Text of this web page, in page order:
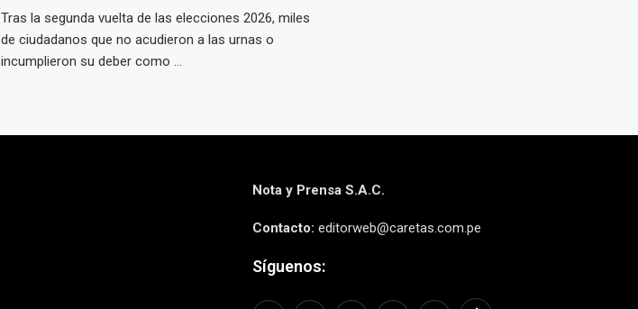
Tras la segunda vuelta de las elecciones 2026, miles
de ciudadanos que no acudieron a las urnas o
incumplieron su deber como ...
Nota y Prensa S.A.C.
Contacto: editorweb@caretas.com.pe
Síguenos: